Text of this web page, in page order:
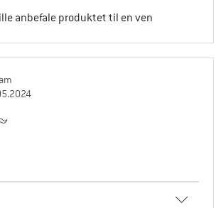
anbefale produktet til en ven